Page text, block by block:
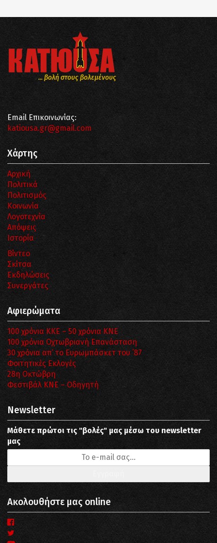
... βολή στους βολεμένους
Email Επικοινωνίας:
katiousa.gr@gmail.com
Χάρτης
Αρχική
Πολιτικά
Πολιτισμός
Κοινωνία
Λογοτεχνία
Απόψεις
Ιστορία
Βίντεο
Σκίτσα
Εκδηλώσεις
Συνεργάτες
Αφιερώματα
100 χρόνια ΚΚΕ – 50 χρόνια ΚΝΕ
100 χρόνια Οχτωβριανή Επανάσταση
30 χρόνια απ’ το Ευρωμπάσκετ του ΄87
Φοιτητικές Εκλογές
28η Οκτώβρη
Φεστιβάλ ΚΝΕ – Οδηγητή
Newsletter
Μάθετε πρώτοι τις "βολές" μας μέσω του newsletter
μας
Ακολουθήστε μας online